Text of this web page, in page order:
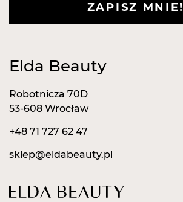
ZAPISZ MNIE!
Elda Beauty
Robotnicza 70D
53-608 Wrocław
+48 71 727 62 47
sklep@eldabeauty.pl